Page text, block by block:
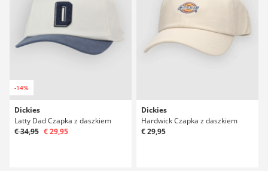
-14%
Dickies
Latty Dad Czapka z daszkiem
€ 34,95 € 29,95
Dickies
Hardwick Czapka z daszkiem
€ 29,95